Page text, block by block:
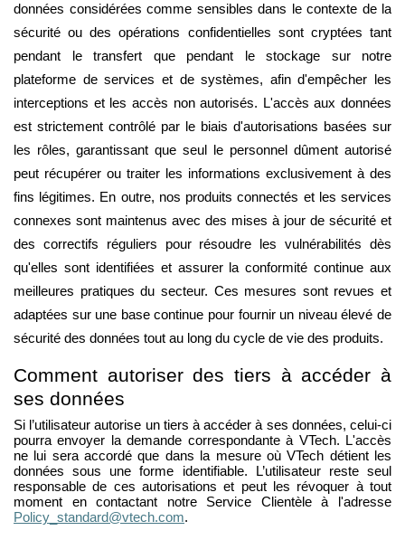
données considérées comme sensibles dans le contexte de la
sécurité ou des opérations confidentielles sont cryptées tant
pendant le transfert que pendant le stockage sur notre
plateforme de services et de systèmes, afin d'empêcher les
interceptions et les accès non autorisés. L'accès aux données
est strictement contrôlé par le biais d'autorisations basées sur
les rôles, garantissant que seul le personnel dûment autorisé
peut récupérer ou traiter les informations exclusivement à des
fins légitimes. En outre, nos produits connectés et les services
connexes sont maintenus avec des mises à jour de sécurité et
des correctifs réguliers pour résoudre les vulnérabilités dès
qu'elles sont identifiées et assurer la conformité continue aux
meilleures pratiques du secteur. Ces mesures sont revues et
adaptées sur une base continue pour fournir un niveau élevé de
sécurité des données tout au long du cycle de vie des produits.
Comment autoriser des tiers à accéder à
ses données
Si l’utilisateur autorise un tiers à accéder à ses données, celui-ci
pourra envoyer la demande correspondante à VTech. L'accès
ne lui sera accordé que dans la mesure où VTech détient les
données sous une forme identifiable. L’utilisateur reste seul
responsable de ces autorisations et peut les révoquer à tout
moment en contactant notre Service Clientèle à l'adresse
Policy_standard@vtech.com.